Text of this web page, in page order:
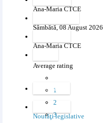
Ana-Maria CTCE
Sâmbătă, 08 August 2026
Ana-Maria CTCE
Average rating
1
2
3
Favourites
Categories
Noutăţi legislative